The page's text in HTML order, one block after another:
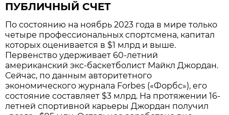
ПУБЛИЧНЫЙ СЧЕТ
По состоянию на ноябрь 2023 года в мире только
четыре профессиональных спортсмена, капитал
которых оценивается в $1 млрд и выше.
Первенство удерживает 60-летний
американский экс-баскетболист Майкл Джордан.
Сейчас, по данным авторитетного
экономического журнала Forbes («Форбс»), его
состояние составляет $3 млрд. На протяжении 16-
летней спортивной карьеры Джордан получил